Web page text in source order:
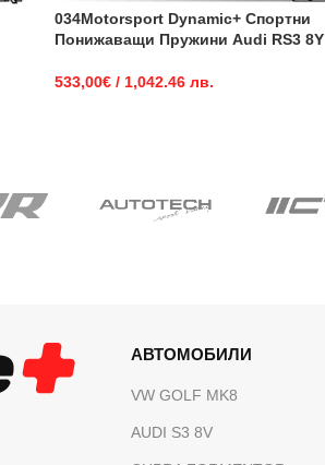
034Motorsport Dynamic+ Спортни
Понижаващи Пружини Audi RS3 8Y
533,00€ / 1,042.46 лв.
АВТОМОБИЛИ
VW GOLF MK8
AUDI S3 8V